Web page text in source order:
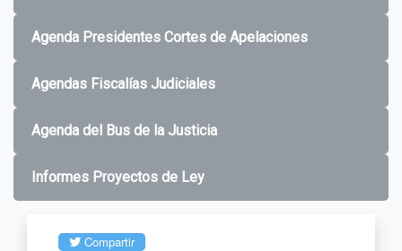
Agenda Presidentes Cortes de Apelaciones
Agendas Fiscalías Judiciales
Agenda del Bus de la Justicia
Informes Proyectos de Ley
Compartir